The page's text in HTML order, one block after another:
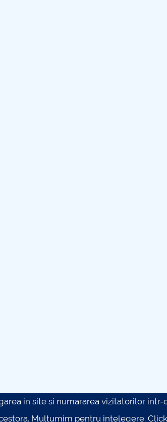
in site si numararea vizitatorilor
Multumim pentru intelegere.